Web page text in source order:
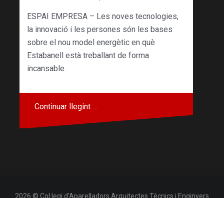
ESPAI EMPRESA – Les noves tecnologies,
la innovació i les persones són les bases
sobre el nou model energètic en què
Estabanell està treballant de forma
incansable.
Continuar llegint …
2026 © Col·legi d'Aparelladors Arquitectes Tècnics i Enginyers